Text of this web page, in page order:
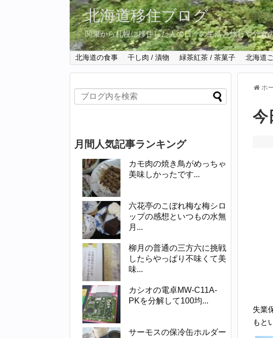
北海道移住ブログ
関東から札幌に移住した人の日々の生活と旅行や外食
北海道の食事 干し肉 / 漬物 緑茶紅茶 / 茶菓子 北海道
ホ
今
失業
もと
月間人気記事ランキング
カモ肉の焼き鳥がめっちゃ
美味しかったです...
六花亭のこぼれ梅な梅シロ
ップの感想といつもの水無
月...
柳月の普通の三方六に挑戦
したらやっぱり不味くて美
味...
カシオの電卓MW-C11A-
PKを分解して100均...
サーモスの保冷缶ホルダー